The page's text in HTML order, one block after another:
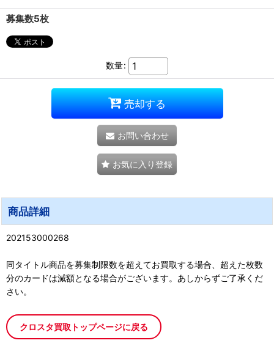
募集数5枚
数量:
売却する
お問い合わせ
お気に入り登録
商品詳細
202153000268
同タイトル商品を募集制限数を超えてお買取する場合、超えた枚数
分のカードは減額となる場合がございます。あしからずご了承くだ
さい。
クロスタ買取トップページに戻る